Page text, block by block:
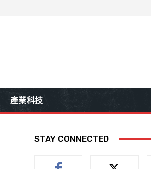
產業科技
STAY CONNECTED